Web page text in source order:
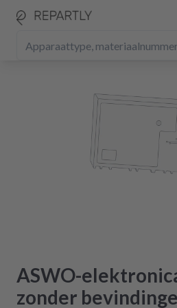
ASWO-
zonder